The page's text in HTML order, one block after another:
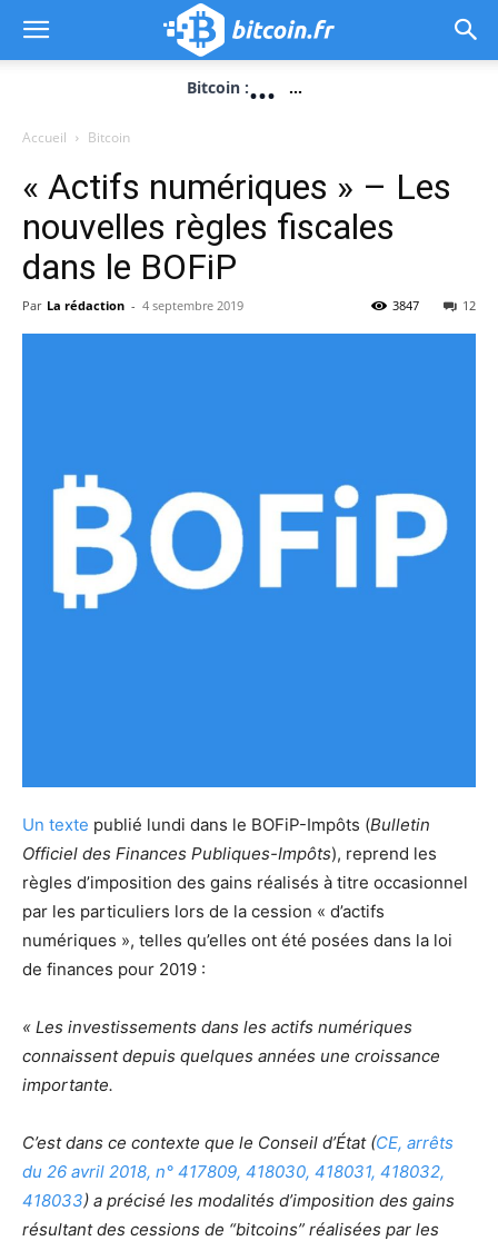
Bitcoin :... ...
Accueil Bitcoin
« Actifs numériques » – Les
nouvelles règles fiscales
dans le BOFiP
Par La rédaction - 4 septembre 2019 12
3847
Un texte publié lundi dans le BOFiP-Impôts (Bulletin
Officiel des Finances Publiques-Impôts), reprend les
règles d’imposition des gains réalisés à titre occasionnel
par les particuliers lors de la cession « d’actifs
numériques », telles qu’elles ont été posées dans la loi
de finances pour 2019 :
« Les investissements dans les actifs numériques
connaissent depuis quelques années une croissance
importante.
C’est dans ce contexte que le Conseil d’État (CE, arrêts
du 26 avril 2018, n° 417809, 418030, 418031, 418032,
418033) a précisé les modalités d’imposition des gains
résultant des cessions de “bitcoins” réalisées par les